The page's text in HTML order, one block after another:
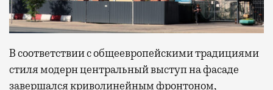
В соответствии с общеевропейскими традициями
стиля модерн центральный выступ на фасаде
завершался криволинейным фронтоном,